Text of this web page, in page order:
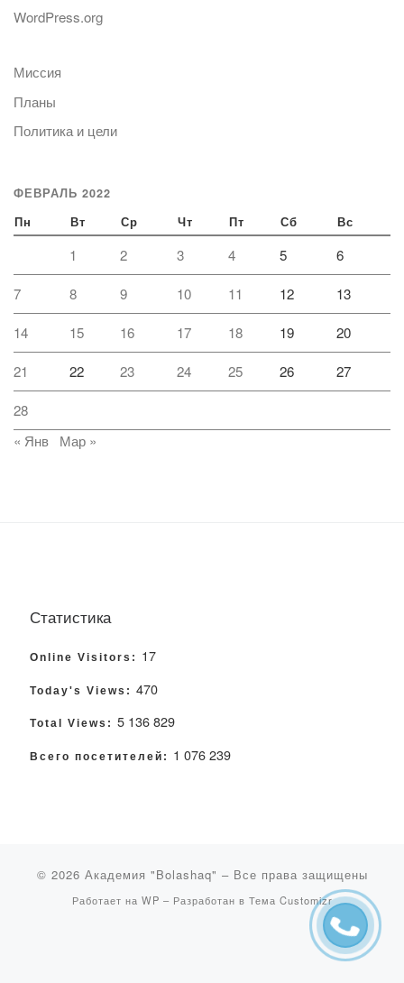
WordPress.org
Миссия
Планы
Политика и цели
ФЕВРАЛЬ 2022
Пн Вт Ср Чт Пт Сб Вс
1 2 3 4 5 6
7 8 9 10 11 12 13
14 15 16 17 18 19 20
21 22 23 24 25 26 27
28
« Янв
Мар »
Статистика
Online Visitors: 17
Today's Views: 470
Total Views: 5 136 829
Всего посетителей: 1 076 239
© 2026 Академия "Bolashaq" – Все права защищены
Работает на WP – Разработан в Тема Customizr